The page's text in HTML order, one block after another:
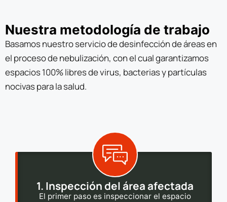
Nuestra metodología de trabajo
Basamos nuestro servicio de desinfección de áreas en
el proceso de nebulización, con el cual garantizamos
espacios 100% libres de virus, bacterias y partículas
nocivas para la salud.
1. Inspección del área afectada
El primer paso es inspeccionar el espacio